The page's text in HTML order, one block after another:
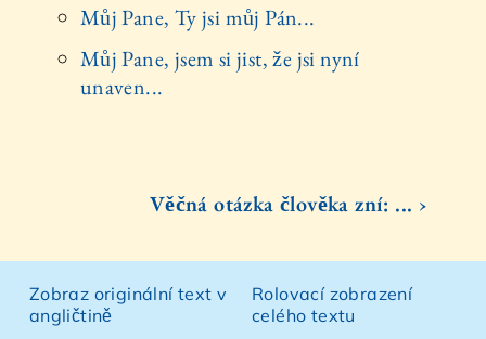
Můj Pane, Ty jsi můj Pán...
Můj Pane, jsem si jist, že jsi nyní
unaven...
Věčná otázka člověka zní: ... ›
Zobraz originální text v
angličtině
Rolovací zobrazení
celého textu